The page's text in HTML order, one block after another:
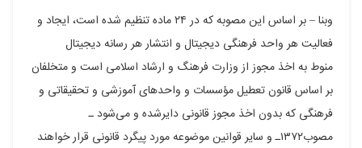
گذاری
در
فیسبوک
گذاری
در
گوگل
پلاس
گذاری
در
تلگرام
گذاری
در
توییتر
گذاری
در
لینکدین
وبنا – بر اساس این مصوبه که در ۲۴ ماده تنظیم شده است، ایجاد و
فعالیت هر واحد فرهنگی دیجیتال و انتشار هر رسانهدیجیتال
منوط به اخذ مجوز از وزارت فرهنگ و ارشاد اسلامی است و متخلفان
بر اساس قانون تعطیل مؤسسات و واحدهای آموزشی و تحقیقاتی و
فرهنگی که بدون اخذ مجوز قانونی دایرشده و می‌شود ـ
مصوب۱۳۷۲ـ و سایر قوانین موضوعه مورد پیگرد قانونی قرار خواهند